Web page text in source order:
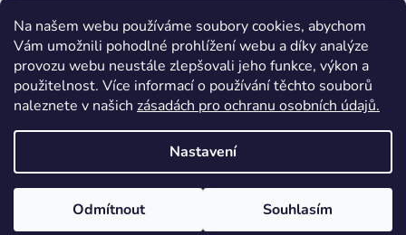
Na našem webu používáme soubory cookies, abychom
Vám umožnili pohodlné prohlížení webu a díky analýze
provozu webu neustále zlepšovali jeho funkce, výkon a
použitelnost. Více informací o používání těchto souborů
naleznete v našich zásadách pro ochranu osobních údajů.
Nastavení
Odmítnout Souhlasím
info@rideko.cz
+420 721 360 992
Vytvořil Shoptet
Copyright 2026RIDEKO bike shop. Všechna práva